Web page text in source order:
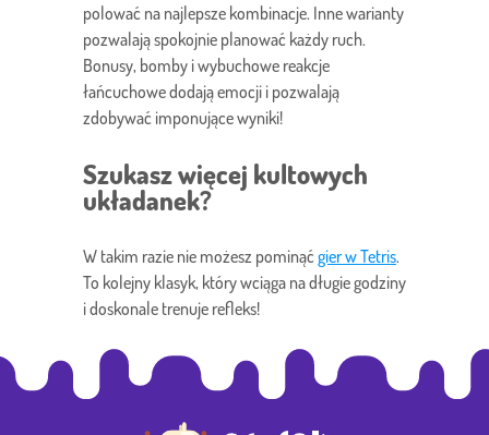
polować na najlepsze kombinacje. Inne warianty
pozwalają spokojnie planować każdy ruch.
Bonusy, bomby i wybuchowe reakcje
łańcuchowe dodają emocji i pozwalają
zdobywać imponujące wyniki!
Szukasz więcej kultowych
układanek?
W takim razie nie możesz pominąćgier w Tetris.
To kolejny klasyk, który wciąga na długie godziny
i doskonale trenuje refleks!